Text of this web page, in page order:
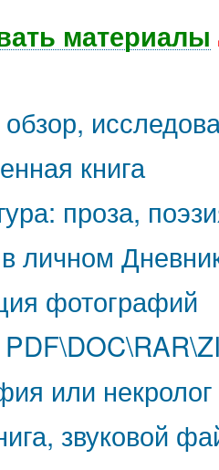
материалы
книга
проза,
личном
фотографий
или некролог
звуковой